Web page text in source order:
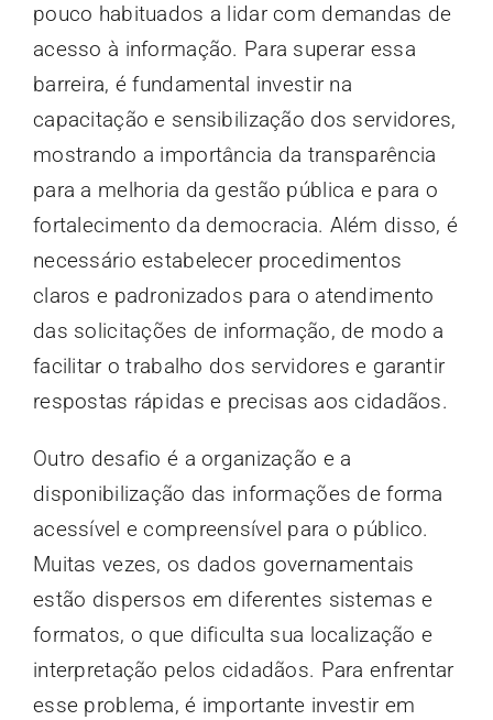
pouco habituados a lidar com demandas de
acesso à informação. Para superar essa
barreira, é fundamental investir na
capacitação e sensibilização dos servidores,
mostrando a importância da transparência
para a melhoria da gestão pública e para o
fortalecimento da democracia. Além disso, é
necessário estabelecer procedimentos
claros e padronizados para o atendimento
das solicitações de informação, de modo a
facilitar o trabalho dos servidores e garantir
respostas rápidas e precisas aos cidadãos.
Outro desafio é a organização e a
disponibilização das informações de forma
acessível e compreensível para o público.
Muitas vezes, os dados governamentais
estão dispersos em diferentes sistemas e
formatos, o que dificulta sua localização e
interpretação pelos cidadãos. Para enfrentar
esse problema, é importante investir em